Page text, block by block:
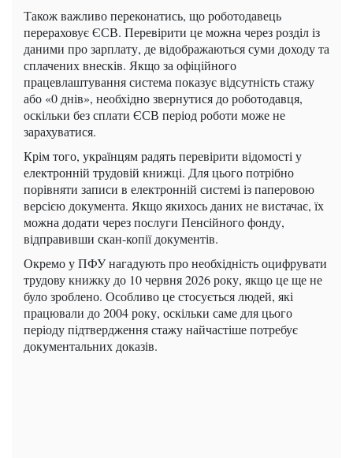
Також важливо переконатись, що роботодавець
перераховує ЄСВ. Перевірити це можна через розділ із
даними про зарплату, де відображаються суми доходу та
сплачених внесків. Якщо за офіційного
працевлаштування система показує відсутність стажу
або «0 днів», необхідно звернутися до роботодавця,
оскільки без сплати ЄСВ період роботи може не
зарахуватися.
Крім того, українцям радять перевірити відомості у
електронній трудовій книжці. Для цього потрібно
порівняти записи в електронній системі із паперовою
версією документа. Якщо якихось даних не вистачає, їх
можна додати через послуги Пенсійного фонду,
відправивши скан-копії документів.
Окремо у ПФУ нагадують про необхідність оцифрувати
трудову книжку до 10 червня 2026 року, якщо це ще не
було зроблено. Особливо це стосується людей, які
працювали до 2004 року, оскільки саме для цього
періоду підтвердження стажу найчастіше потребує
документальних доказів.